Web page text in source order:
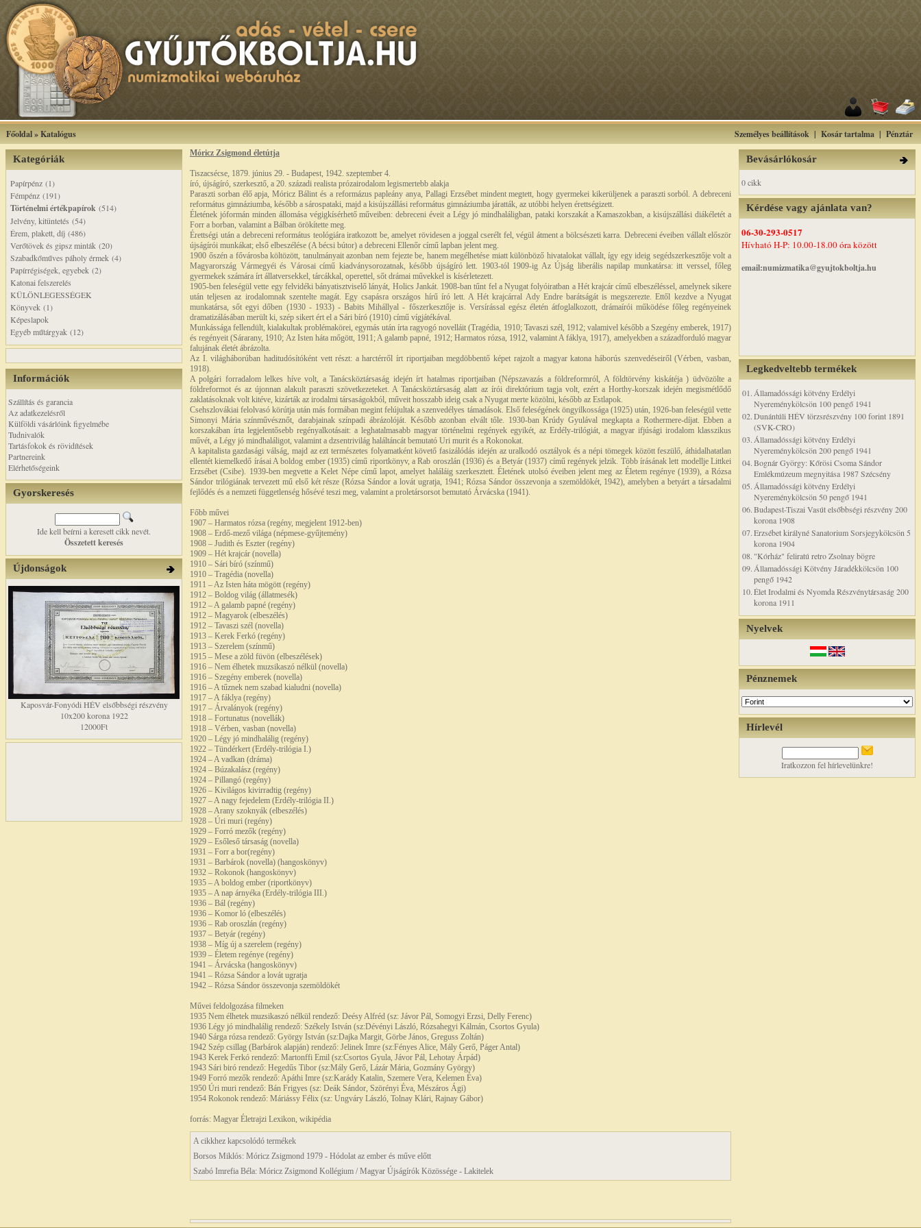
Főoldal»Katalógus Személyes beállítások | Kosár tartalma | Pénztár
Kategóriák
Papírpénz (1)
Fémpénz (191)
Történelmi értékpapírok (514)
Jelvény, kitüntetés (54)
Érem, plakett, díj (486)
Verőtövek és gipsz minták (20)
Szabadkőműves páholy érmek (4)
Papírrégiségek, egyebek (2)
Katonai felszerelés
KÜLÖNLEGESSÉGEK
Könyvek (1)
Képeslapok
Egyéb műtárgyak (12)
Információk
Szállítás és garancia
Az adatkezelésről
Külföldi vásárlóink figyelmébe
Tudnivalók
Tartásfokok és rövidítések
Partnereink
Elérhetőségeink
Gyorskeresés
Ide kell beírni a keresett cikk nevét.
Összetett keresés
Újdonságok
Kaposvár-Fonyódi HÉV elsőbbségi részvény
10x200 korona 1922
12000Ft
Móricz Zsigmond életútja
Tiszacsécse, 1879. június 29. - Budapest, 1942. szeptember 4.
író, újságíró, szerkesztő, a 20. századi realista prózairodalom legismertebb alakja
Paraszti sorban élő apja, Móricz Bálint és a reformázus papleány anya, Pallagi Erzsébet mindent megtett, hogy gyermekei kikerüljenek a paraszti sorból. A debreceni
református gimnáziumba, később a sárospataki, majd a kisújszállási református gimnáziumba járatták, az utóbbi helyen érettségizett.
Életének jóformán minden állomása végigkísérhető műveiben: debreceni éveit a Légy jó mindhaláligban, pataki korszakát a Kamaszokban, a kisújszállási diákéletét a
Forr a borban, valamint a Bálban örökítette meg.
Érettségi után a debreceni református teológiára iratkozott be, amelyet rövidesen a joggal cserélt fel, végül átment a bölcsészeti karra. Debreceni éveiben vállalt először
újságírói munkákat; első elbeszélése (A bécsi bútor) a debreceni Ellenőr című lapban jelent meg.
1900 őszén a fővárosba költözött, tanulmányait azonban nem fejezte be, hanem megélhetése miatt különböző hivatalokat vállalt, így egy ideig segédszerkesztője volt a
Magyarország Vármegyéi és Városai című kiadványsorozatnak, később újságíró lett. 1903-tól 1909-ig Az Újság liberális napilap munkatársa: itt verssel, főleg
gyermekek számára írt állatversekkel, tárcákkal, operettel, sőt drámai művekkel is kísérletezett.
1905-ben feleségül vette egy felvidéki bányatisztviselő lányát, Holics Jankát. 1908-ban tűnt fel a Nyugat folyóiratban a Hét krajcár című elbeszéléssel, amelynek sikere
után teljesen az irodalomnak szentelte magát. Egy csapásra országos hírű író lett. A Hét krajcárral Ady Endre barátságát is megszerezte. Ettől kezdve a Nyugat
munkatársa, sőt egyi dőben (1930 - 1933) - Babits Mihállyal - főszerkesztője is. Versírással egész életén átfoglalkozott, drámaírói működése főleg regényeinek
dramatizálásában merült ki, szép sikert ért el a Sári bíró (1910) című vígjátékával.
Munkássága fellendült, kialakultak problémakörei, egymás után írta ragyogó novelláit (Tragédia, 1910; Tavaszi szél, 1912; valamivel később a Szegény emberek, 1917)
és regényeit (Sárarany, 1910; Az Isten háta mőgött, 1911; A galamb papné, 1912; Harmatos rózsa, 1912, valamint A fáklya, 1917), amelyekben a századforduló magyar
falujának életét ábrázolta.
Az I. világháborúban haditudósítóként vett részt: a harctérről írt riportjaiban megdöbbentő képet rajzolt a magyar katona háborús szenvedéseiről (Vérben, vasban,
1918).
A polgári forradalom lelkes híve volt, a Tanácsköztársaság idején írt hatalmas riportjaiban (Népszavazás a földreformról, A földtörvény kiskátéja ) üdvözölte a
földreformot és az újonnan alakult paraszti szövetkezeteket. A Tanácsköztársaság alatt az írói direktórium tagja volt, ezért a Horthy-korszak idején megismétlődő
zaklatásoknak volt kitéve, kizárták az irodalmi társaságokból, műveit hosszabb ideig csak a Nyugat merte közölni, később az Estlapok.
Csehszlovákiai felolvasó körútja után más formában megint felújultak a szenvedélyes támadások. Első feleségének öngyilkossága (1925) után, 1926-ban feleségül vette
Simonyi Mária színművésznőt, darabjainak színpadi ábrázolóját. Később azonban elvált tőle. 1930-ban Krúdy Gyulával megkapta a Rothermere-díjat. Ebben a
korszakában írta legjelentősebb regényalkotásait: a leghatalmasabb magyar történelmi regények egyikét, az Erdély-trilógiát, a magyar ifjúsági irodalom klasszikus
művét, a Légy jó mindhaláligot, valamint a dzsentrivilág haláltáncát bemutató Uri murit és a Rokonokat.
A kapitalista gazdasági válság, majd az ezt természetes folyamatként követő fasizálódás idején az uralkodó osztályok és a népi tömegek között feszülő, áthidalhatatlan
ellentét kiemelkedő írásai A boldog ember (1935) című riportkönyv, a Rab oroszlán (1936) és a Betyár (1937) című regények jelzik. Több írásának lett modellje Littkei
Erzsébet (Csibe). 1939-ben megvette a Kelet Népe című lapot, amelyet haláláig szerkesztett. Életének utolsó éveiben jelent meg az Életem regénye (1939), a Rózsa
Sándor trilógiának tervezett mű első két része (Rózsa Sándor a lovát ugratja, 1941; Rózsa Sándor összevonja a szemöldökét, 1942), amelyben a betyárt a társadalmi
fejlődés és a nemzeti függetlenség hősévé teszi meg, valamint a proletársorsot bemutató Árvácska (1941).
Főbb művei
1907 – Harmatos rózsa (regény, megjelent 1912-ben)
1908 – Erdő-mező világa (népmese-gyűjtemény)
1908 – Judith és Eszter (regény)
1909 – Hét krajcár (novella)
1910 – Sári bíró (színmű)
1910 – Tragédia (novella)
1911 – Az Isten háta mögött (regény)
1912 – Boldog világ (állatmesék)
1912 – A galamb papné (regény)
1912 – Magyarok (elbeszélés)
1912 – Tavaszi szél (novella)
1913 – Kerek Ferkó (regény)
1913 – Szerelem (színmű)
1915 – Mese a zöld füvön (elbeszélések)
1916 – Nem élhetek muzsikaszó nélkül (novella)
1916 – Szegény emberek (novella)
1916 – A tűznek nem szabad kialudni (novella)
1917 – A fáklya (regény)
1917 – Árvalányok (regény)
1918 – Fortunatus (novellák)
1918 – Vérben, vasban (novella)
1920 – Légy jó mindhalálig (regény)
1922 – Tündérkert (Erdély-trilógia I.)
1924 – A vadkan (dráma)
1924 – Búzakalász (regény)
1924 – Pillangó (regény)
1926 – Kivilágos kivirradtig (regény)
1927 – A nagy fejedelem (Erdély-trilógia II.)
1928 – Arany szoknyák (elbeszélés)
1928 – Úri muri (regény)
1929 – Forró mezők (regény)
1929 – Esőleső társaság (novella)
1931 – Forr a bor(regény)
1931 – Barbárok (novella) (hangoskönyv)
1932 – Rokonok (hangoskönyv)
1935 – A boldog ember (riportkönyv)
1935 – A nap árnyéka (Erdély-trilógia III.)
1936 – Bál (regény)
1936 – Komor ló (elbeszélés)
1936 – Rab oroszlán (regény)
1937 – Betyár (regény)
1938 – Míg új a szerelem (regény)
1939 – Életem regénye (regény)
1941 – Árvácska (hangoskönyv)
1941 – Rózsa Sándor a lovát ugratja
1942 – Rózsa Sándor összevonja szemöldökét
Művei feldolgozása filmeken
1935 Nem élhetek muzsikaszó nélkül rendező: Deésy Alfréd (sz: Jávor Pál, Somogyi Erzsi, Delly Ferenc)
1936 Légy jó mindhalálig rendező: Székely István (sz:Dévényi László, Rózsahegyi Kálmán, Csortos Gyula)
1940 Sárga rózsa rendező: György István (sz:Dajka Margit, Görbe János, Greguss Zoltán)
1942 Szép csillag (Barbárok alapján) rendező: Jelinek Imre (sz:Fényes Alice, Mály Gerő, Páger Antal)
1943 Kerek Ferkó rendező: Martonffi Emil (sz:Csortos Gyula, Jávor Pál, Lehotay Árpád)
1943 Sári biró rendező: Hegedűs Tibor (sz:Mály Gerő, Lázár Mária, Gozmány György)
1949 Forró mezők rendező: Apáthi Imre (sz:Karády Katalin, Szemere Vera, Kelemen Éva)
1950 Úri muri rendező: Bán Frigyes (sz: Deák Sándor, Szörényi Éva, Mészáros Ági)
1954 Rokonok rendező: Máriássy Félix (sz: Ungváry László, Tolnay Klári, Rajnay Gábor)
forrás: Magyar Életrajzi Lexikon, wikipédia
A cikkhez kapcsolódó termékek
Borsos Miklós: Móricz Zsigmond 1979 - Hódolat az ember és műve előtt
Szabó Imrefia Béla: Móricz Zsigmond Kollégium / Magyar Újságírók Közössége - Lakitelek
Bevásárlókosár
0 cikk
Kérdése vagy ajánlata van?
06-30-293-0517
Hívható H-P: 10.00-18.00 óra között
email:numizmatika@gyujtokboltja.hu
Legkedveltebb termékek
01. Államadóssági kötvény Erdélyi
Nyereménykölcsön 100 pengő 1941
02.Dunántúli HÉV törzsrészvény 100 forint 1891
(SVK-CRO)
03. Államadóssági kötvény Erdélyi
Nyereménykölcsön 200 pengő 1941
04.Bognár György: Kőrösi Csoma Sándor
Emlékmúzeum megnyitása 1987 Szécsény
05. Államadóssági kötvény Erdélyi
Nyereménykölcsön 50 pengő 1941
06.Budapest-Tiszai Vasút elsőbbségi részvény 200
korona 1908
07.Erzsébet királyné Sanatorium Sorsjegykölcsön 5
korona 1904
08. "Kórház" feliratú retro Zsolnay bögre
09. Államadóssági Kötvény Járadékkölcsön 100
pengő 1942
10.Élet Irodalmi és Nyomda Részvénytársaság 200
korona 1911
Nyelvek
Pénznemek
Hírlevél
Iratkozzon fel hírlevelünkre!